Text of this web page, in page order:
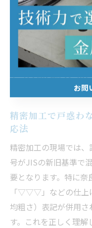
ょう。
仕上げ記号
との齟齬を
精密加工で戸惑わ
応法
精密加工の現場では
号がJISの新旧基準で
要となります。特に
「▽▽▽」などの仕上
均粗さ）表記が併用
す。これを正しく理
お問
お問